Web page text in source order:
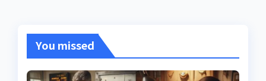
You missed